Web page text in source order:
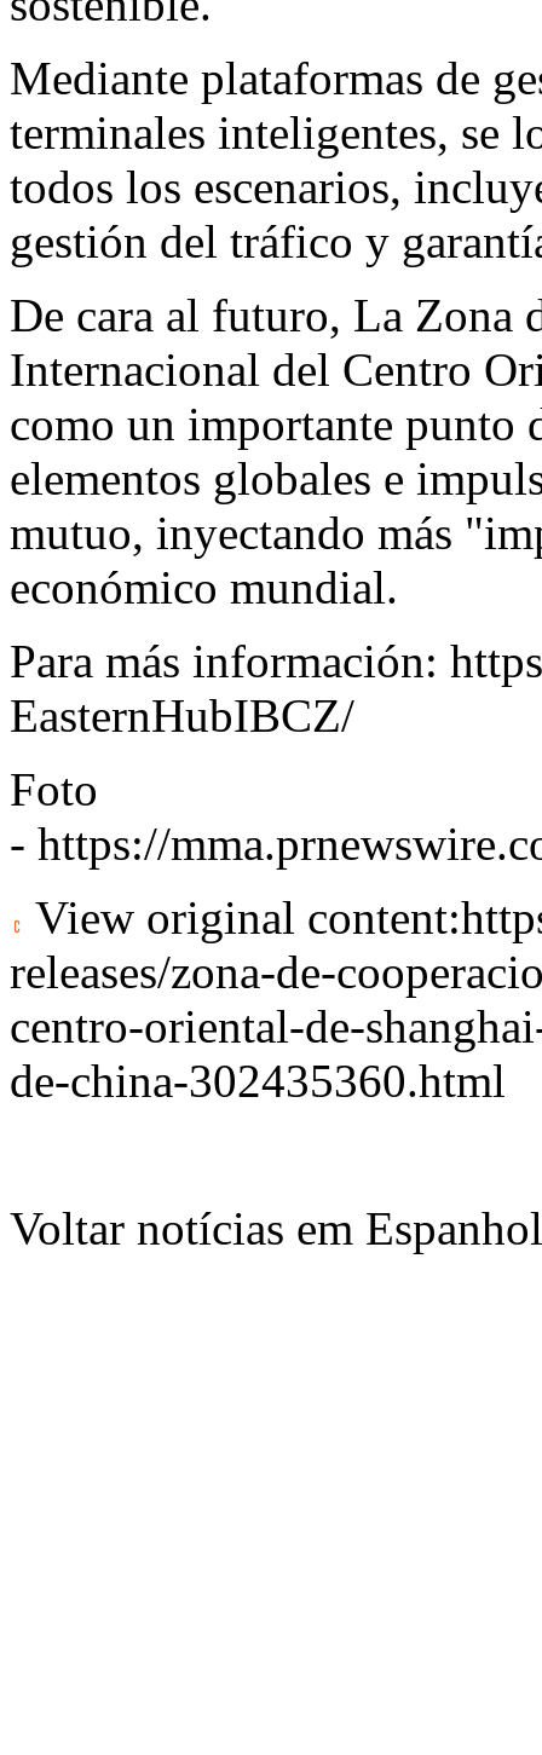
Mediante plataformas de
terminales inteligentes, se
todos los escenarios,
gestión del tráfico y
De cara al futuro, La Zona
Internacional del Centro
como un importante punto
elementos globales e
mutuo, inyectando más
económico mundial.
Para más información:
EasternHubIBCZ/
Foto
- https://
View original content:
releases/zona-de-
centro-oriental-de-
de-china-302435360.html
Voltar notícias em Espanhol